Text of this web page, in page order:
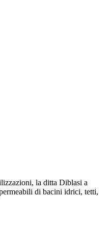
la ditta Diblasi a
di bacini idrici, tetti,